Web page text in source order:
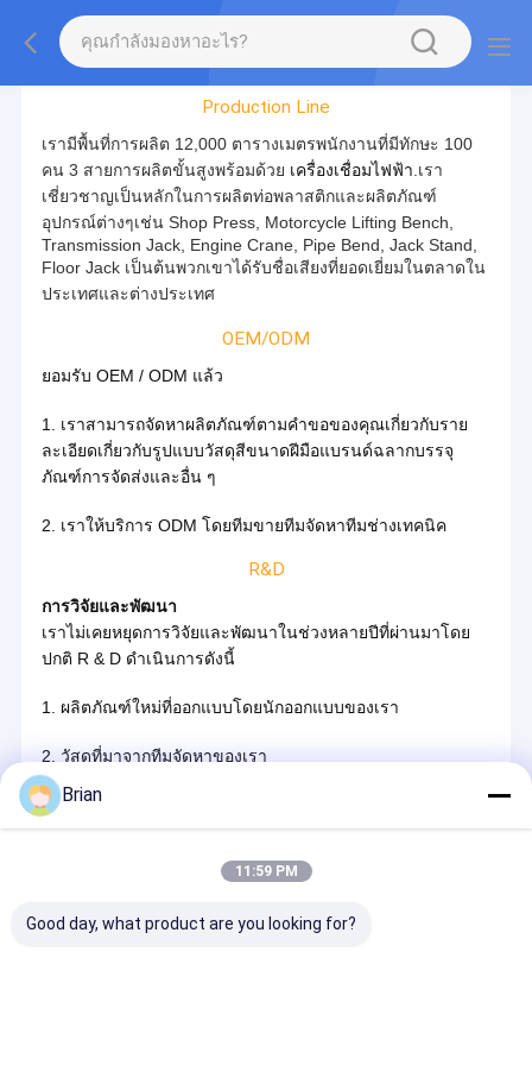
Production Line
เรามีพื้นที่การผลิต 12,000 ตารางเมตรพนักงานที่มีทักษะ 100
คน 3 สายการผลิตขั้นสูงพร้อมด้วย เครื่องเชื่อมไฟฟ้า .เรา
เชี่ยวชาญเป็นหลักในการผลิตท่อพลาสติกและผลิตภัณฑ์
อุปกรณ์ต่างๆเช่น Shop Press, Motorcycle Lifting Bench,
Transmission Jack, Engine Crane, Pipe Bend, Jack Stand,
Floor Jack เป็นต้นพวกเขาได้รับชื่อเสียงที่ยอดเยี่ยมในตลาดใน
ประเทศและต่างประเทศ
OEM/ODM
ยอมรับ OEM / ODM แล้ว
1. เราสามารถจัดหาผลิตภัณฑ์ตามคำขอของคุณเกี่ยวกับราย
ละเอียดเกี่ยวกับรูปแบบวัสดุสีขนาดฝีมือแบรนด์ฉลากบรรจุ
ภัณฑ์การจัดส่งและอื่น ๆ
2. เราให้บริการ ODM โดยทีมขายทีมจัดหาทีมช่างเทคนิค
R&D
การวิจัยและพัฒนา
เราไม่เคยหยุดการวิจัยและพัฒนาในช่วงหลายปีที่ผ่านมาโดย
ปกติ R & D ดำเนินการดังนี้
1. ผลิตภัณฑ์ใหม่ที่ออกแบบโดยนักออกแบบของเรา
2. วัสดุที่มาจากทีมจัดหาของเรา
3. ข้อมูลจำเพาะศึกษาและจัดตั้งโดยช่างเทคนิคของเรา
Brian
11:59 PM
Good day, what product are you looking for?